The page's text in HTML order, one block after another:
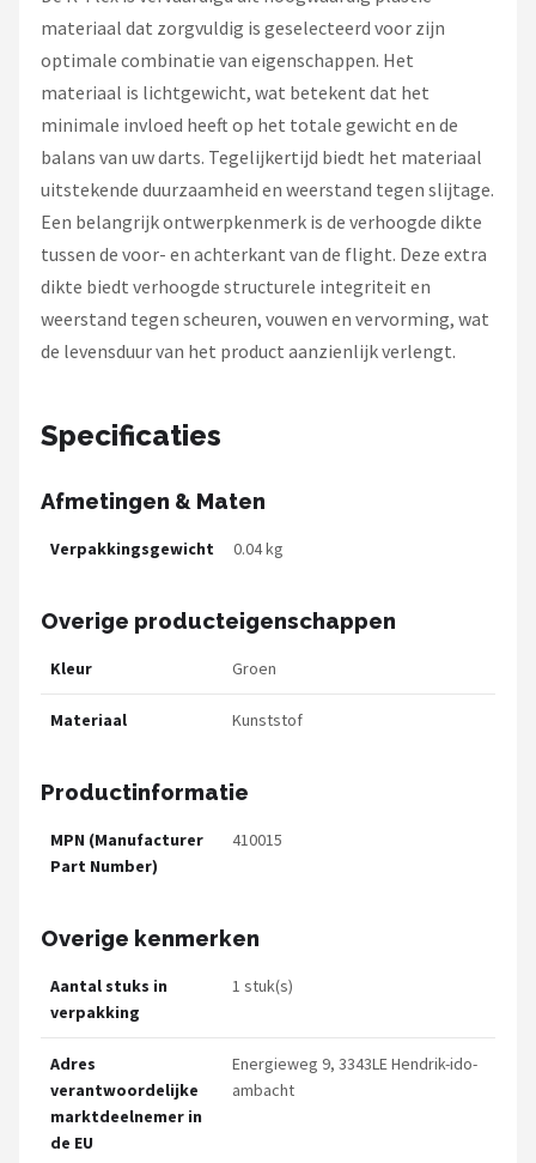
materiaal dat zorgvuldig is geselecteerd voor zijn
optimale combinatie van eigenschappen. Het
materiaal is lichtgewicht, wat betekent dat het
minimale invloed heeft op het totale gewicht en de
balans van uw darts. Tegelijkertijd biedt het materiaal
uitstekende duurzaamheid en weerstand tegen slijtage.
Een belangrijk ontwerpkenmerk is de verhoogde dikte
tussen de voor- en achterkant van de flight. Deze extra
dikte biedt verhoogde structurele integriteit en
weerstand tegen scheuren, vouwen en vervorming, wat
de levensduur van het product aanzienlijk verlengt.
Specificaties
Afmetingen & Maten
Verpakkingsgewicht 0.04 kg
Overige producteigenschappen
Kleur Groen
Materiaal Kunststof
Productinformatie
MPN (Manufacturer
Part Number)
410015
Overige kenmerken
Aantal stuks in
verpakking
1 stuk(s)
Adres
verantwoordelijke
marktdeelnemer in
de EU
Energieweg 9, 3343LE Hendrik-ido-
ambacht